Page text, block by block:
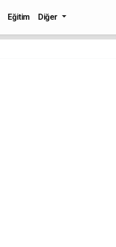
Eğitim Diğer